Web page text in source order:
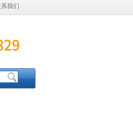
我们